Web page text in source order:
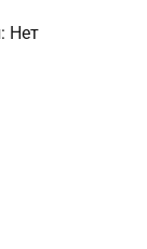
: Нет